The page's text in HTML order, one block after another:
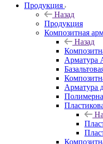
Продукция
Назад
Продукция
Композитная
Назад
Арматура
Арматура